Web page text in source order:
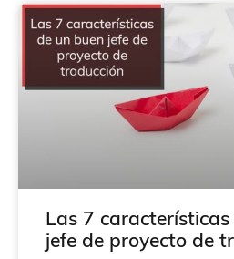
Las 7 características
jefe de proyecto de